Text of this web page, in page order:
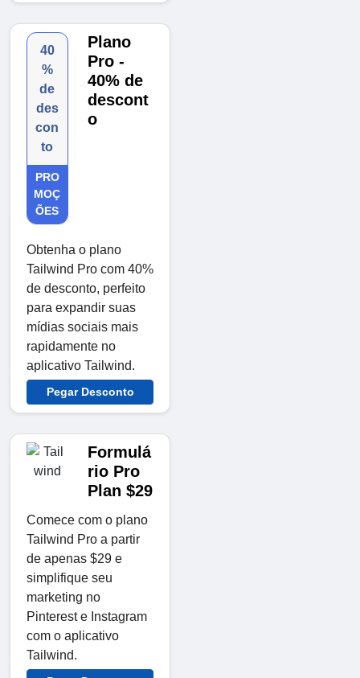
40
%
de
des
con
to
PRO
MOÇ
ÕES
Plano
Pro -
40% de
descont
o
Obtenha o plano
Tailwind Pro com 40%
de desconto, perfeito
para expandir suas
mídias sociais mais
rapidamente no
aplicativo Tailwind.
Pegar Desconto
Formulá
rio Pro
Plan $29
Comece com o plano
Tailwind Pro a partir
de apenas $29 e
simplifique seu
marketing no
Pinterest e Instagram
com o aplicativo
Tailwind.